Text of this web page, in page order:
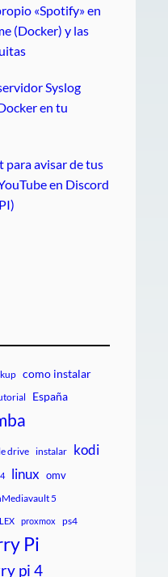
«Spotify» en
(Docker) y las
Syslog
en tu
para avisar de tus
en Discord
como instalar
España
drive instalar kodi
linux omv
5
proxmox ps4
Pi
pi 4